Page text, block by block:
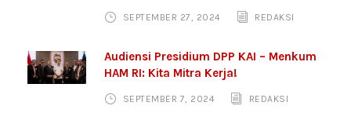
SEPTEMBER 27, 2024 REDAKSI
Audiensi Presidium DPP KAI – Menkum
HAM RI: Kita Mitra Kerja!
SEPTEMBER 7, 2024 REDAKSI